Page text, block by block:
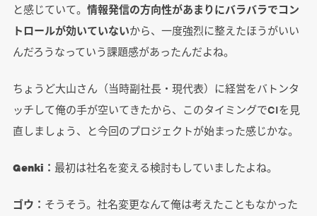
と感じていて。 情報発信の方向性があまりにバラバラでコン
トロールが効いていないから、一度強烈に整えたほうがいい
んだろうなっていう課題感があったんだよね。
ちょうど大山さん（当時副社長・現代表）に経営をバトンタ
ッチして俺の手が空いてきたから、このタイミングでCIを見
直しましょう、と今回のプロジェクトが始まった感じかな。
Genki： 最初は社名を変える検討もしていましたよね。
ゴウ： そうそう。社名変更なんて俺は考えたこともなかった